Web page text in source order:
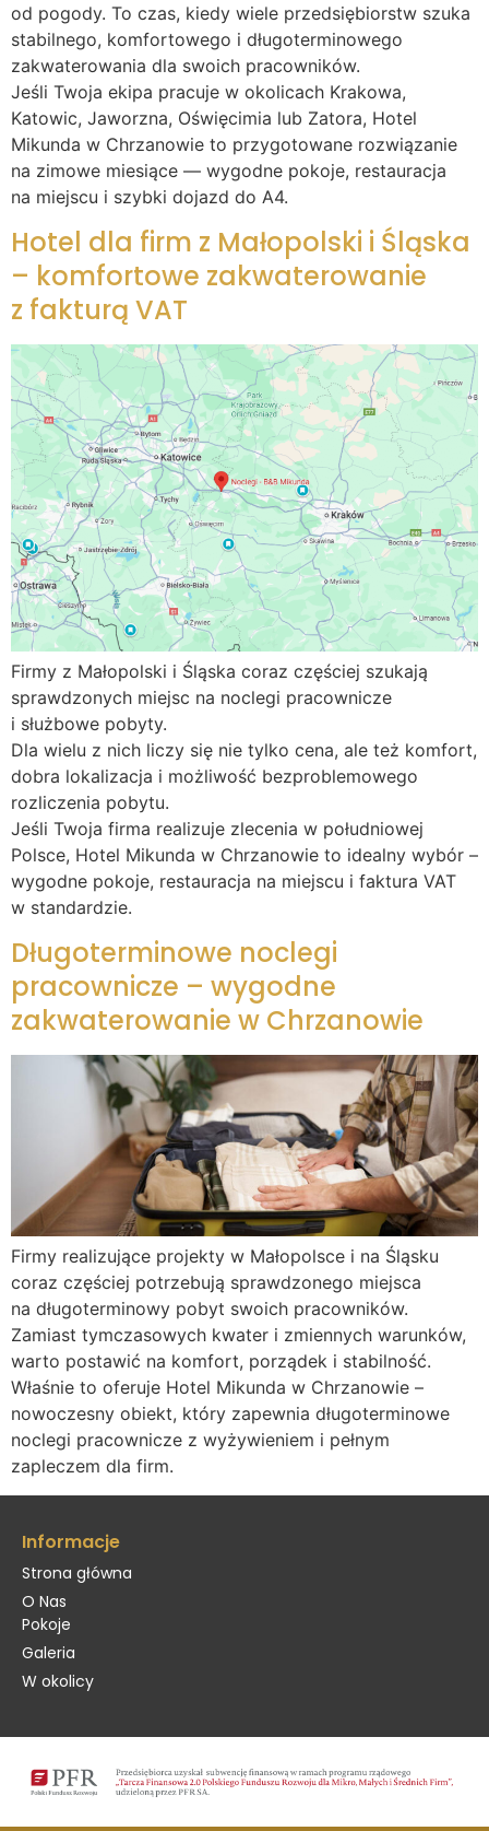
od pogody. To czas, kiedy wiele przedsiębiorstw szuka
stabilnego, komfortowego i długoterminowego
zakwaterowania dla swoich pracowników.
Jeśli Twoja ekipa pracuje w okolicach Krakowa,
Katowic, Jaworzna, Oświęcimia lub Zatora, Hotel
Mikunda w Chrzanowie to przygotowane rozwiązanie
na zimowe miesiące — wygodne pokoje, restauracja
na miejscu i szybki dojazd do A4.
Hotel dla firm z Małopolski i Śląska
– komfortowe zakwaterowanie
z fakturą VAT
Firmy z Małopolski i Śląska coraz częściej szukają
sprawdzonych miejsc na noclegi pracownicze
i służbowe pobyty.
Dla wielu z nich liczy się nie tylko cena, ale też komfort,
dobra lokalizacja i możliwość bezproblemowego
rozliczenia pobytu.
Jeśli Twoja firma realizuje zlecenia w południowej
Polsce, Hotel Mikunda w Chrzanowie to idealny wybór –
wygodne pokoje, restauracja na miejscu i faktura VAT
w standardzie.
Długoterminowe noclegi
pracownicze – wygodne
zakwaterowanie w Chrzanowie
Firmy realizujące projekty w Małopolsce i na Śląsku
coraz częściej potrzebują sprawdzonego miejsca
na długoterminowy pobyt swoich pracowników.
Zamiast tymczasowych kwater i zmiennych warunków,
warto postawić na komfort, porządek i stabilność.
Właśnie to oferuje Hotel Mikunda w Chrzanowie –
nowoczesny obiekt, który zapewnia długoterminowe
noclegi pracownicze z wyżywieniem i pełnym
zapleczem dla firm.
Informacje
Strona główna
O Nas
Pokoje
Galeria
W okolicy